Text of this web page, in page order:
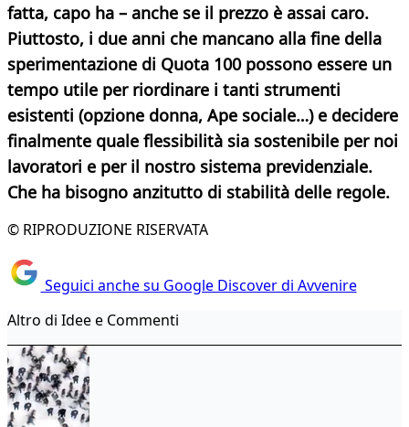
fatta, capo ha – anche se il prezzo è assai caro.
Piuttosto, i due anni che mancano alla fine della
sperimentazione di Quota 100 possono essere un
tempo utile per riordinare i tanti strumenti
esistenti (opzione donna, Ape sociale…) e decidere
finalmente quale flessibilità sia sostenibile per noi
lavoratori e per il nostro sistema previdenziale.
Che ha bisogno anzitutto di stabilità delle regole.
© RIPRODUZIONE RISERVATA
Seguici anche su Google Discover di Avvenire
Altro di Idee e Commenti